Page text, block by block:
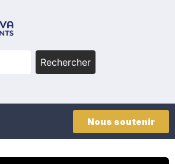
Rechercher
Nous soutenir